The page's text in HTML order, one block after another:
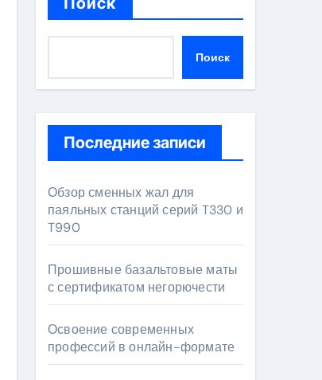
Поиск
Последние записи
Обзор сменных жал для
паяльных станций серий T330 и
T990
Прошивные базальтовые маты
с сертификатом негорючести
Освоение современных
профессий в онлайн-формате